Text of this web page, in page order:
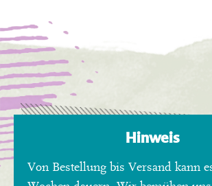
Hinweis
Von Bestellung bis Versand kann